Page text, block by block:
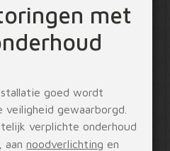
met
goed wordt
veiligheid gewaarborgd.
verplichte onderhoud
, aannoodverlichting en